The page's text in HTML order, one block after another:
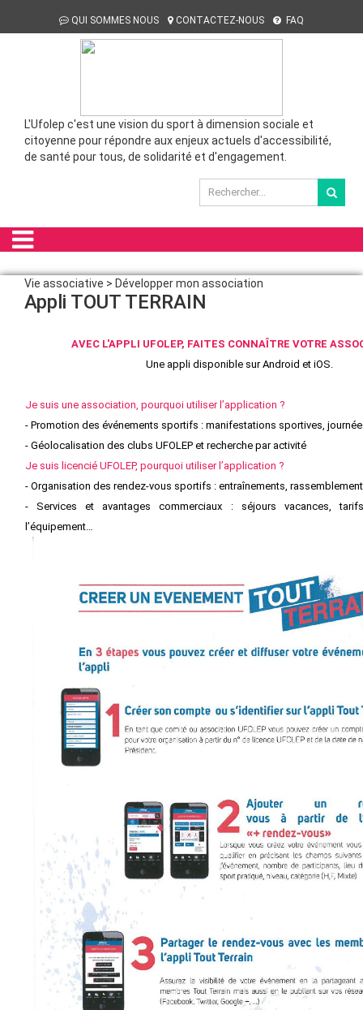
QUI SOMMES NOUS CONTACTEZ-NOUS FAQ
L'Ufolep c'est une vision du sport à dimension sociale et
citoyenne pour répondre aux enjeux actuels d'accessibilité,
de santé pour tous, de solidarité et d'engagement.
Vie associative > Développer mon association
Appli TOUT TERRAIN
AVEC L'APPLI UFOLEP, FAITES CONNAÎTRE VOTRE
Une appli disponible sur Android et iOS.
Je suis une association, pourquoi utiliser l’application ?
- Promotion des événements sportifs : manifestations sportives,
- Géolocalisation des clubs UFOLEP et recherche par activité
Je suis licencié UFOLEP, pourquoi utiliser l’application ?
- Organisation des rendez-vous sportifs : entraînements,
- Services et avantages commerciaux : séjours vacances,
l’équipement…